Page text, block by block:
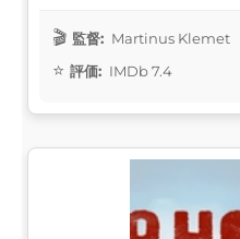
監督: Martinus Klemet
評価: IMDb 7.4